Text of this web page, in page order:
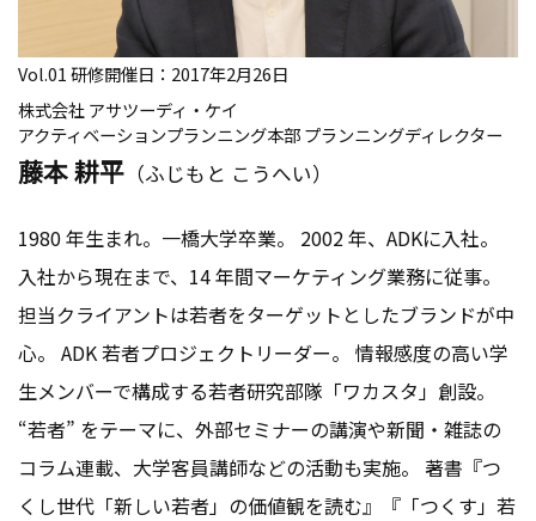
Vol.01 研修開催日：2017年2月26日
株式会社 アサツーディ・ケイ
アクティベーションプランニング本部 プランニングディレクター
藤本 耕平 （ふじもと こうへい）
1980 年生まれ。一橋大学卒業。 2002 年、ADKに入社。
入社から現在まで、14 年間マーケティング業務に従事。
担当クライアントは若者をターゲットとしたブランドが中
心。 ADK 若者プロジェクトリーダー。 情報感度の高い学
生メンバーで構成する若者研究部隊「ワカスタ」創設。
“若者” をテーマに、外部セミナーの講演や新聞・雑誌の
コラム連載、大学客員講師などの活動も実施。 著書『つ
くし世代「新しい若者」の価値観を読む』『「つくす」若